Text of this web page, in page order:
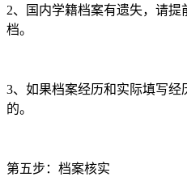
2、国内学籍档案有遗失，请
档。
3、如果档案经历和实际填写经
的。
第五步：档案核实